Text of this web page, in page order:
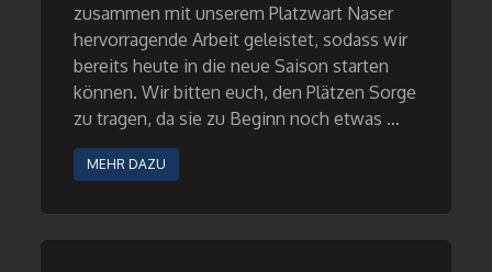
zusammen mit unserem Platzwart Naser
hervorragende Arbeit geleistet, sodass wir
bereits heute in die neue Saison starten
können. Wir bitten euch, den Plätzen Sorge
zu tragen, da sie zu Beginn noch etwas …
MEHR DAZU